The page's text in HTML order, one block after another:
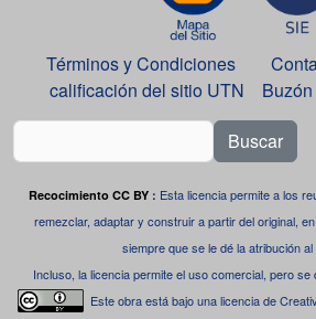
Términos y Condiciones
calificación del sitio UTN
Buscar
Recocimiento CC BY : Esta licencia permite a los
remezclar, adaptar y construir a partir del original,
siempre que se le dé la atribución al
Incluso, la licencia permite el uso comercial, pero
Este obra está bajo unalicencia de